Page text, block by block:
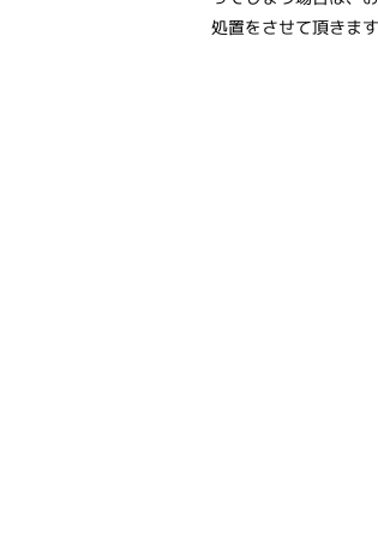
処置をさせて頂きま